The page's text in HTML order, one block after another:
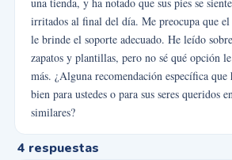
irritados al final del día. Me preocupa que el
le brinde el soporte adecuado. He leído
zapatos y plantillas, pero no sé qué opción
más. ¿Alguna recomendación específica
bien para ustedes o para sus seres queridos
similares?
4 respuestas